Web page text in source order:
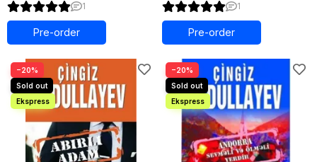
1
Pre-order
1
Pre-order
−20% −20%